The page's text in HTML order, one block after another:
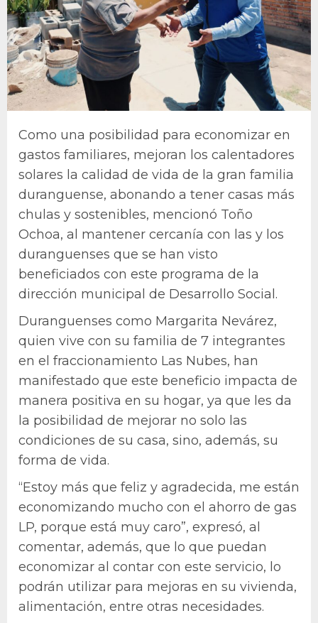
Como una posibilidad para economizar en
gastos familiares, mejoran los calentadores
solares la calidad de vida de la gran familia
duranguense, abonando a tener casas más
chulas y sostenibles, mencionó Toño
Ochoa, al mantener cercanía con las y los
duranguenses que se han visto
beneficiados con este programa de la
dirección municipal de Desarrollo Social.
Duranguenses como Margarita Nevárez,
quien vive con su familia de 7 integrantes
en el fraccionamiento Las Nubes, han
manifestado que este beneficio impacta de
manera positiva en su hogar, ya que les da
la posibilidad de mejorar no solo las
condiciones de su casa, sino, además, su
forma de vida.
“Estoy más que feliz y agradecida, me están
economizando mucho con el ahorro de gas
LP, porque está muy caro”, expresó, al
comentar, además, que lo que puedan
economizar al contar con este servicio, lo
podrán utilizar para mejoras en su vivienda,
alimentación, entre otras necesidades.